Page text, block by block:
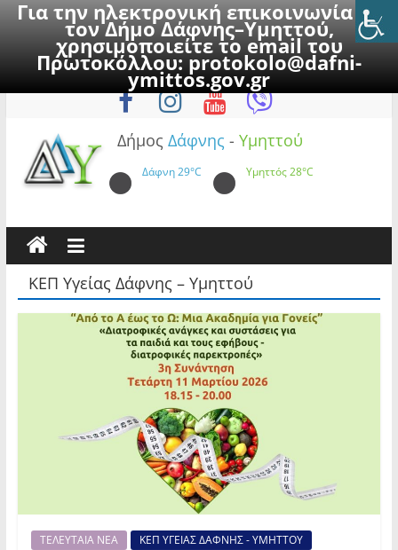
Για την ηλεκτρονική επικοινωνία με
τον Δήμο Δάφνης–Υμηττού,
χρησιμοποιείτε το email του
Πρωτοκόλλου:protokolo@dafni-
ymittos.gov.gr
to
Δευτέρα, 10 Αυγούστου 2026
Δήμος Δάφνης - Υμηττού
Δάφνη29°C Υμηττός28°C
ΚΕΠ Υγείας Δάφνης – Υμηττού
ΤΕΛΕΥΤΑΙΑ ΝΕΑ ΚΕΠ ΥΓΕΙΑΣ ΔΑΦΝΗΣ - ΥΜΗΤΤΟΥ